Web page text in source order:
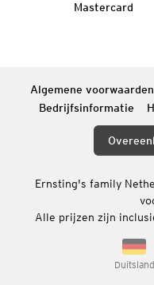
Mastercard
Algemene voorwaarden
Bedrijfsinformatie
Ernsting's family
Alle prijzen zijn
Duitsland